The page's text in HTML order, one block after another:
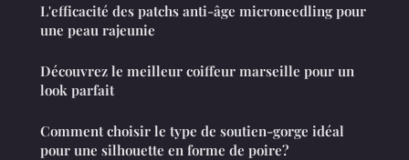
L'efficacité des patchs anti-âge microneedling pour
une peau rajeunie
Découvrez le meilleur coiffeur marseille pour un
look parfait
Comment choisir le type de soutien-gorge idéal
pour une silhouette en forme de poire?